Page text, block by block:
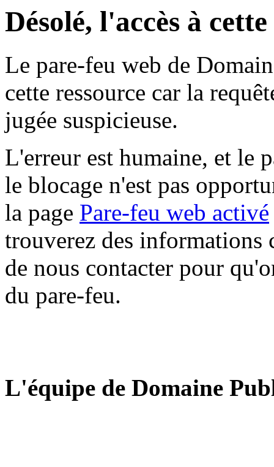
Désolé, l'accès à
Le pare-feu web de
cette ressource car la
jugée suspicieuse.
L'erreur est humaine, et le
le blocage n'est pas
la page Pare-feu web activé
trouverez des informations
de nous contacter pour
du pare-feu.
L'équipe de Domaine